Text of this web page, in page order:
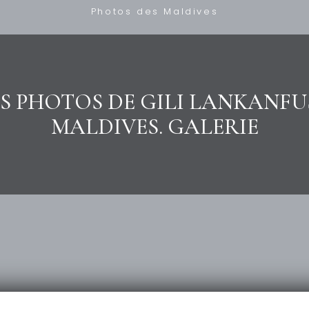
Photos des Maldives
PHOTOS DE GILI
MALDIVES. GALERIE